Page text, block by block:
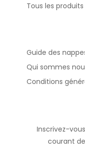
Tous les produits
Guide des
Qui sommes
Conditions
Inscrivez-
courant